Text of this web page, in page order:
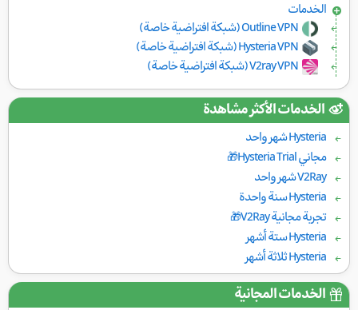
الخدمات
Outline VPN (شبكة افتراضية خاصة)
Hysteria VPN (شبكة افتراضية خاصة)
V2ray VPN (شبكة افتراضية خاصة)
الخدمات الأكثر مشاهدة
Hysteria شهر واحد
مجاني Hysteria Trial🎁
V2Ray شهر واحد
Hysteria سنة واحدة
تجربة مجانية V2Ray🎁
Hysteria ستة أشهر
Hysteria ثلاثة أشهر
الخدمات المجانية